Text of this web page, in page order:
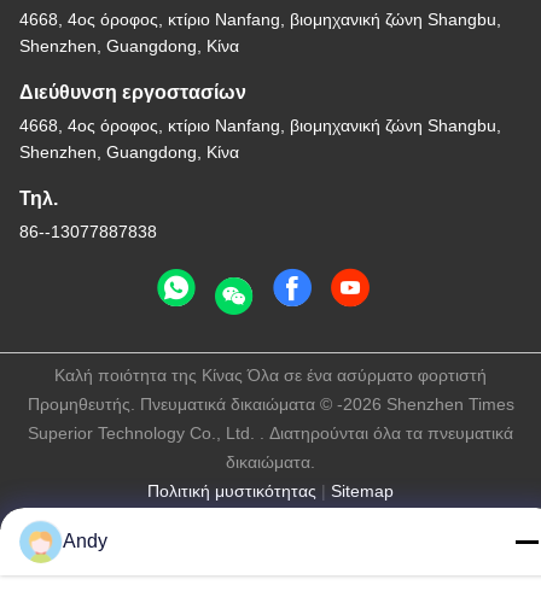
4668, 4ος όροφος, κτίριο Nanfang, βιομηχανική ζώνη Shangbu,
Shenzhen, Guangdong, Κίνα
Διεύθυνση εργοστασίων
4668, 4ος όροφος, κτίριο Nanfang, βιομηχανική ζώνη Shangbu,
Shenzhen, Guangdong, Κίνα
Τηλ.
86--13077887838
Πολιτική μυστικότητας | Sitemap
Καλή ποιότητα της Κίνας Όλα σε ένα ασύρματο φορτιστή
Προμηθευτής. Πνευματικά δικαιώματα © -2026 Shenzhen Times
Superior Technology Co., Ltd. . Διατηρούνται όλα τα πνευματικά
δικαιώματα.
Andy